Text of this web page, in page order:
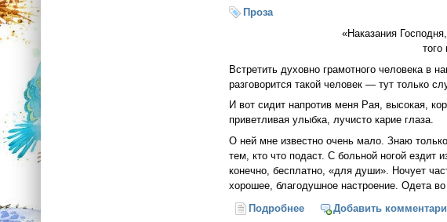
Проза
«Наказания
того
Встретить духовно грамотного человека в
разговорится такой человек — тут только
И вот сидит напротив меня Рая, высокая,
приветливая улыбка, лучисто карие глаза.
О ней мне известно очень мало. Знаю
тем, кто что подаст. С больной ногой ездит
конечно, бесплатно, «для души». Ночует
хорошее, благодушное настроение. Одета
Подробнеео Закон возмездия
Добавить